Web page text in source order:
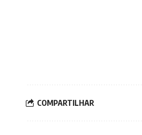
COMPARTILHAR